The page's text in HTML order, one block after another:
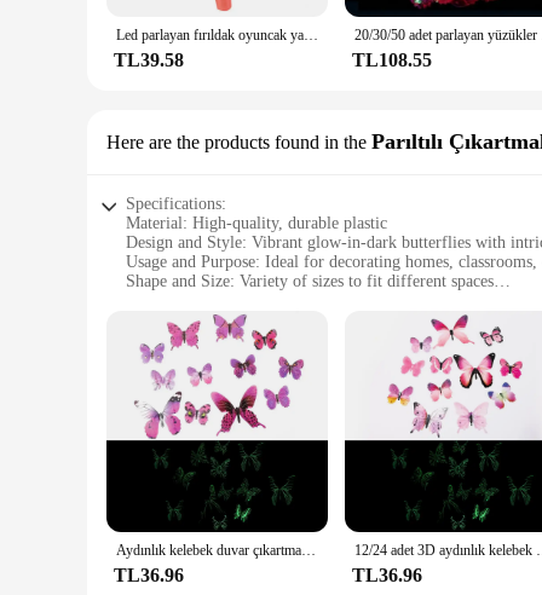
Led parlayan fırıldak oyuncak yanıp sönen parlak LED dönen müzik fırıldak şerit şekli çocuk oyuncağı hediye rastgele renk oyuncaklar çocuklar için
TL39.58 TL108.55
Here are the products found in the Parıltılı
Specifications:
Material: High-quality, durable plastic
Design and Style: Vibrant glow-in-dark butterflies with
Usage and Purpose: Ideal for decorating homes,
Shape and Size: Variety of sizes to fit different spaces
Parts and Accessories: Available in sets for a complete
Features:
**Enchanting Decor for Every Occasion**
Illuminate your space with the whimsical charm of our
plastic material ensures durability, while the vibrant glow-
environment, or enhance the ambiance at a party, these
**Effortless Application and Versatile Use**
Applying these glow-in-dark butterflies is a breeze. They
from a single butterfly to a full-scale butterfly garden.
glow ensures that your space is bathed in a soft, ethereal
Aydınlık kelebek duvar çıkartmaları 3D renkli kelebekler parlayan duvar çıkartmaları yatak odası oturma ev dekorasyon için duvar kağıdı
TL36.96
12/24 adet 3D aydınlık kelebek duvar
TL36.96